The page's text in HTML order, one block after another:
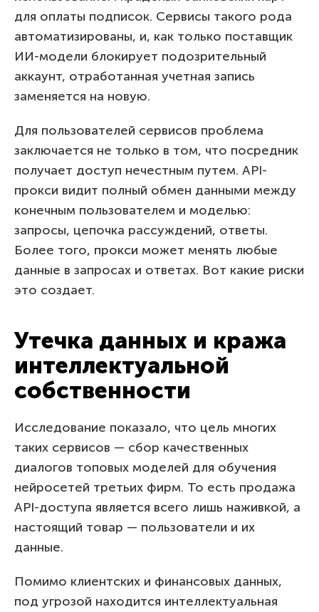
для оплаты подписок. Сервисы такого рода
автоматизированы, и, как только поставщик
ИИ-модели блокирует подозрительный
аккаунт, отработанная учетная запись
заменяется на новую.
Для пользователей сервисов проблема
заключается не только в том, что посредник
получает доступ нечестным путем. API-
прокси видит полный обмен данными между
конечным пользователем и моделью:
запросы, цепочка рассуждений, ответы.
Более того, прокси может менять любые
данные в запросах и ответах. Вот какие риски
это создает.
Утечка данных и кража
интеллектуальной
собственности
Исследование показало, что цель многих
таких сервисов — сбор качественных
диалогов топовых моделей для обучения
нейросетей третьих фирм. То есть продажа
API-доступа является всего лишь наживкой, а
настоящий товар — пользователи и их
данные.
Помимо клиентских и финансовых данных,
под угрозой находится интеллектуальная